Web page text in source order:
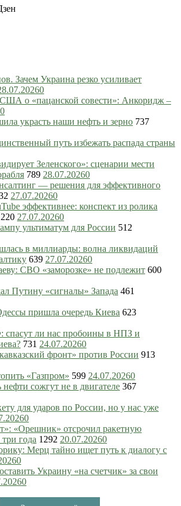
Зачем Украина резко усиливает
0
о «пацанской совести»: Анкоридж –
0
украсть наши нефть и зерно 737
путь избежать распада страны
Зеленского»: сценарии мести
789 28.07.20260
— решения для эффективного
27.07.20260
эффективнее: конспект из ролика
220 27.07.20260
ультиматум для России 512
в миллиарды: волна ликвидаций
639 27.07.20260
СВО «заморозке» не подлежит 600
Путину «сигналы» Запада 461
пришла очередь Киева 623
ли нас пробоины в НПЗ и
731 24.07.20260
фронт» против России 913
«Газпром» 599 24.07.20260
сожгут не в двигателе 367
для ударов по России, но у нас уже
0
«Орешник» отсрочил ракетную
года 1292 20.07.20260
Мерц тайно ищет путь к диалогу с
0
Украину «на счетчик» за свои
0